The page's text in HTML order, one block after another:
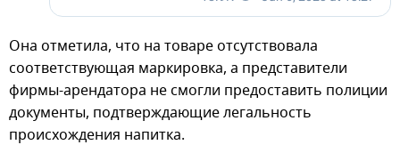
Она отметила, что на товаре отсутствовала
соответствующая маркировка, а представители
фирмы-арендатора не смогли предоставить полиции
документы, подтверждающие легальность
происхождения напитка.